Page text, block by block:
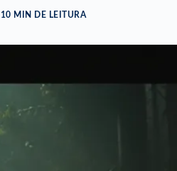
10 MIN DE LEITURA